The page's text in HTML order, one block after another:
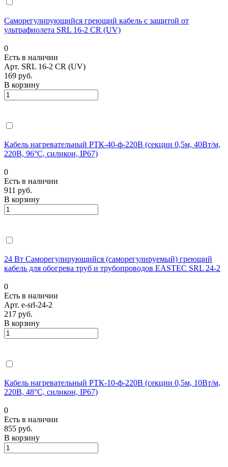
Саморегулирующийся греющий кабель с защитой от
ультрафиолета SRL 16-2 CR (UV)
0
Есть в наличии
Арт. SRL 16-2 CR (UV)
169 руб.
В корзину
Кабель нагревательный РТК-40-ф-220В (секции 0,5м, 40Вт/м,
220В, 96°С, силикон, IP67)
0
Есть в наличии
911 руб.
В корзину
24 Вт Саморегулирующийся (саморегулируемый) греющий
кабель для обогрева труб и трубопроводов EASTEC SRL 24-2
0
Есть в наличии
Арт. e-srl-24-2
217 руб.
В корзину
Кабель нагревательный РТК-10-ф-220В (секции 0,5м, 10Вт/м,
220В, 48°С, силикон, IP67)
0
Есть в наличии
855 руб.
В корзину